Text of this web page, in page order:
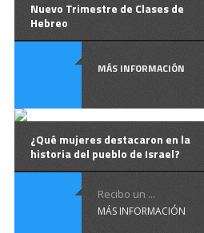
Nuevo Trimestre de Clases de
Hebreo
MÁS INFORMACIÓN
¿Qué mujeres destacaron en la
historia del pueblo de Israel?
Recibo un ...
MÁS INFORMACIÓN